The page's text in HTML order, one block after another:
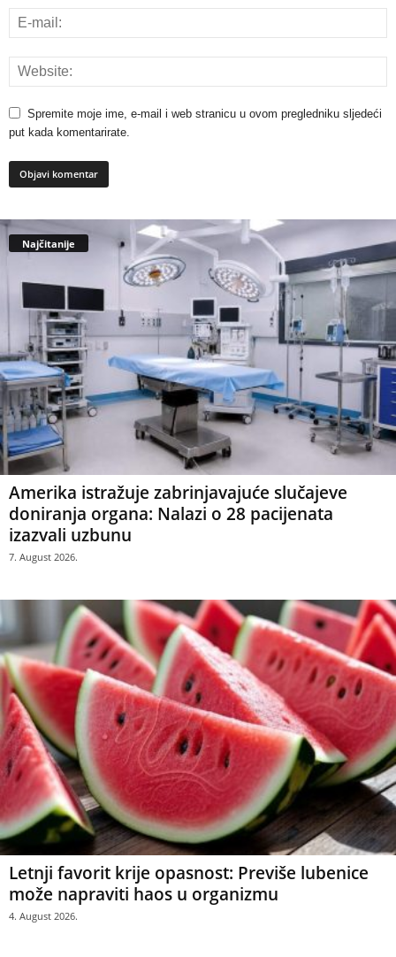
Spremite moje ime, e-mail i web stranicu u ovom pregledniku sljedeći
put kada komentarirate.
Najčitanije
Amerika istražuje zabrinjavajuće slučajeve
doniranja organa: Nalazi o 28 pacijenata
izazvali uzbunu
7. August 2026.
Letnji favorit krije opasnost: Previše lubenice
može napraviti haos u organizmu
4. August 2026.